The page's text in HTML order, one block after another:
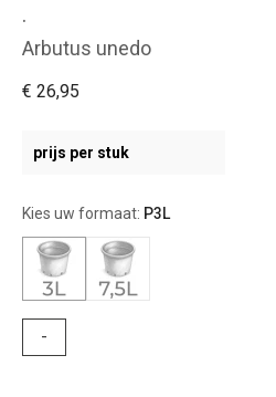
.
Arbutus unedo
€ 26,95
prijs per stuk
Kies uw formaat: P3L
-